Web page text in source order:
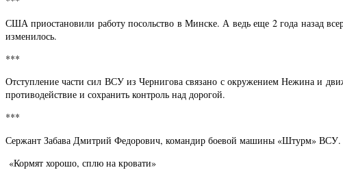
США приостановили работу посольство в Минске. А ведь еще 2 года назад
изменилось.
***
Отступление части сил ВСУ из Чернигова связано с окружением Нежина и
противодействие и сохранить контроль над дорогой.
***
Сержант Забава Дмитрий Федорович, командир боевой машины «Штурм» ВСУ.
«Кормят хорошо, сплю на кровати»